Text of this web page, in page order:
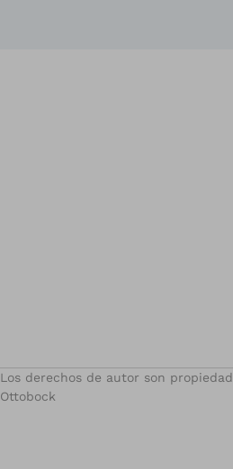
Los derechos de autor son
Ottobock